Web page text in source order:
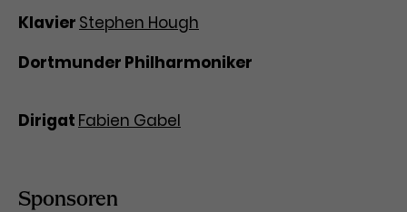
Klavier Stephen Hough
Dortmunder Philharmoniker
Dirigat Fabien Gabel
Sponsoren